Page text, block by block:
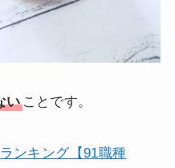
いことです。
ンキング【91職種